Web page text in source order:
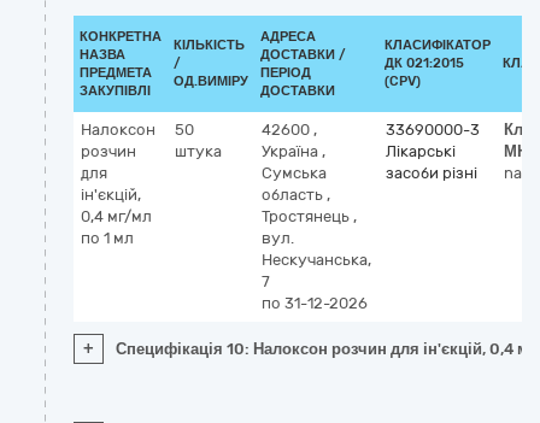
КОНКРЕТНА
НАЗВА
ПРЕДМЕТА
ЗАКУПІВЛІ
КІЛЬКІСТЬ
/
ОД.ВИМІРУ
АДРЕСА
ДОСТАВКИ /
ПЕРІОД
ДОСТАВКИ
КЛАСИФІКАТОР
ДК 021:2015
(CPV)
Налоксон
розчин
для
ін'єкцій,
0,4 мг/мл
по 1 мл
50
штука
42600 ,
Україна ,
Сумська
область ,
Тростянець ,
вул.
Нескучанська,
7
по 31-12-2026
33690000-3
Лікарські
засоби різні
МНН
+ Специфікація 10: Налоксон розчин для ін'єкцій, 0,4